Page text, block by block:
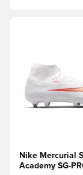
Åbner en
Nike Mercurial
Academy SG-